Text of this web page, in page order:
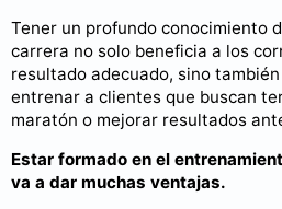
Tener un profundo conocimiento
carrera no solo beneficia a los
resultado adecuado, sino
entrenar a clientes que buscan
maratón o mejorar resultados
Estar formado en el
va a dar muchas ventajas.